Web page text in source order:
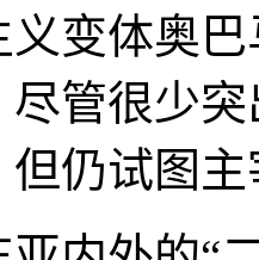
义变体奥
尽管很少
但仍试图